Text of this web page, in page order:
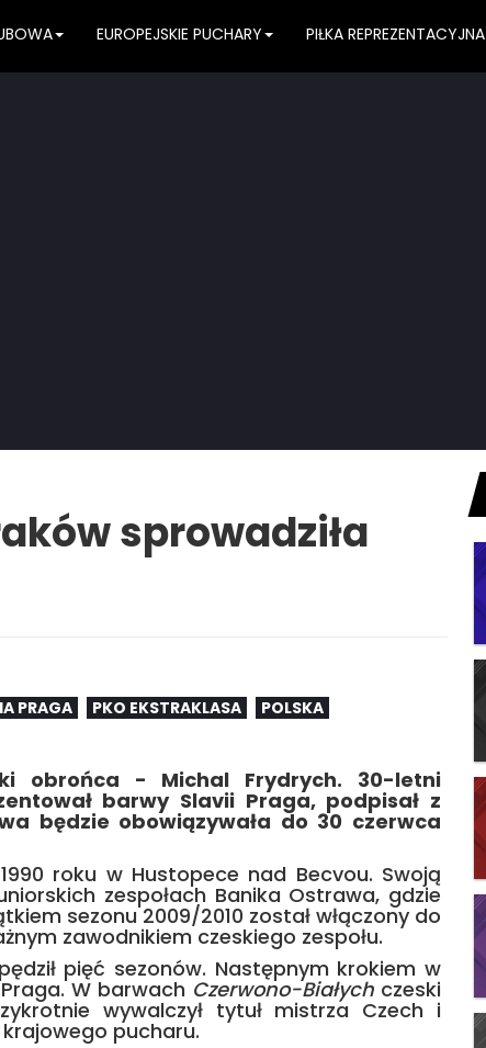
EUROPEJSKIE PUCHARY PIŁKA REPREZENTACYJNA
sprowadziła
PRAGA PKO EKSTRAKLASA
POLSKA
obrońca - Michal Frydrych. 30-letni
barwy Slavii Praga, podpisał z
będzie obowiązywała do 30 czerwca
roku w Hustopece nad Becvou. Swoją
zespołach Banika Ostrawa, gdzie
sezonu 2009/2010 został włączony do
zawodnikiem czeskiego zespołu.
pięć sezonów. Następnym krokiem w
W barwach Czerwono-Białych czeski
wywalczył tytuł mistrza Czech i
pucharu.